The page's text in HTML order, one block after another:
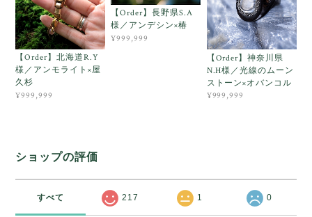
【Order】北海道R.Y
様／アンモライト×屋
久杉
¥999,999
【Order】長野県S.A
様／アンデシン×椿
¥999,999
【Order】神奈川県
N.H様／光線のムーン
ストーン×オバンコル
¥999,999
ショップの評価
すべて 217 1 0